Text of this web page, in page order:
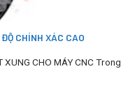
CHÍNH XÁC CAO
CHO MÁY CNC Trong